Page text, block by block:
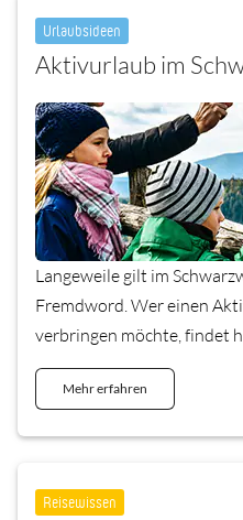
Urlaubsideen
Aktivurlaub im
Langeweile gilt im
Fremdword. Wer einen
verbringen möchte, findet
Mehr erfahren
Reisewissen